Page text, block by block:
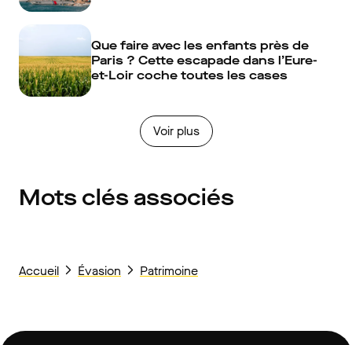
Que faire avec les enfants près de
Paris ? Cette escapade dans l’Eure-
et-Loir coche toutes les cases
Voir plus
Mots clés associés
Accueil Évasion Patrimoine